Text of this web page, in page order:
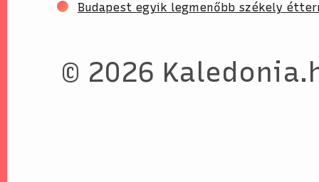
Budapest egyik legmenőbb székely
© 2026